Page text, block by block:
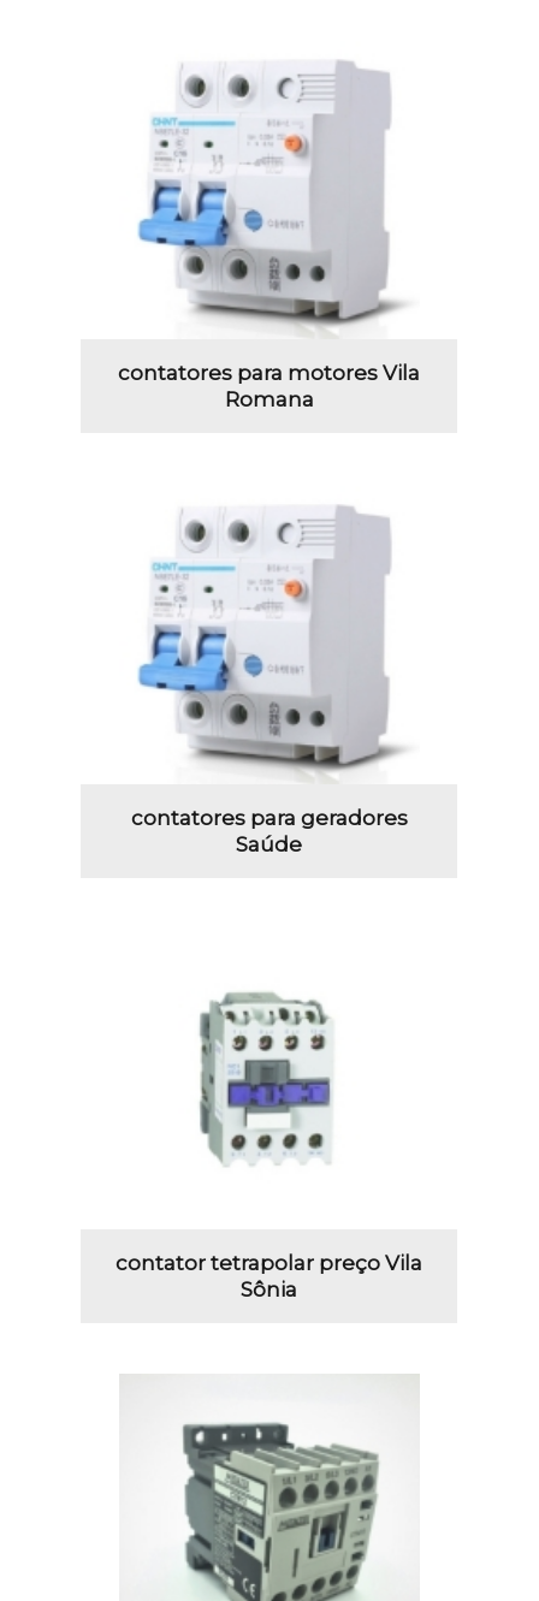
contatores para motores Vila
Romana
contatores para geradores
Saúde
contator tetrapolar preço Vila
Sônia